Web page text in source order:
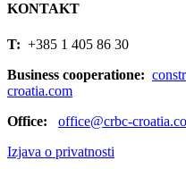
KONTAKT
T: +385 1 405 86 30
Business cooperatione:
croatia.com
Office:
office@crbc-
Izjava o privatnosti